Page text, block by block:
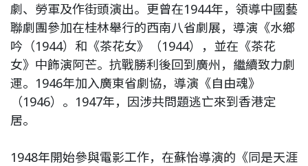
劇、勞軍及作街頭演出。更曾在1944年，領導中國藝
聯劇團參加在桂林舉行的西南八省劇展，導演《水鄉
吟（1944）和《茶花女》（1944），並在《茶花
女》中飾演阿芒。抗戰勝利後回到廣州，繼續致力劇
運。1946年加入廣東省劇協，導演《自由魂》
（1946）。1947年，因涉共問題逃亡來到香港定
居。
1948年開始參與電影工作，在蘇怡導演的《同是天涯